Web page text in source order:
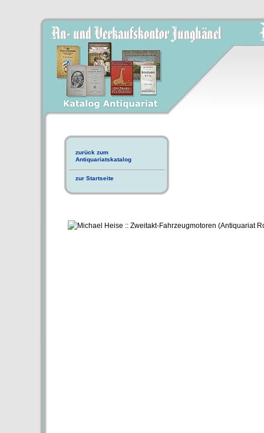
zurück zum
Antiquariatskatalog
zur Startseite